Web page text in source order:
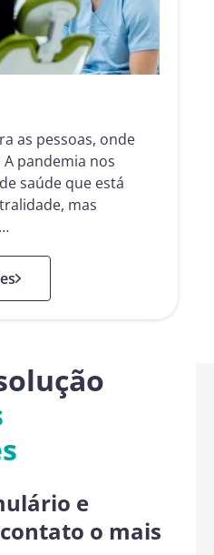
as pessoas, onde
pandemia nos
saúde que está
mas
e
o mais